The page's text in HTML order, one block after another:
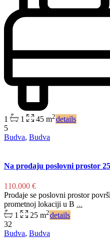
1 1 45 m2details
5
Budva, Budva
Na prodaju poslovni prostor
110.000 €
Prodaje se poslovni prostor
prometnoj lokaciji u B ...
1
25 m2details
32
Budva, Budva